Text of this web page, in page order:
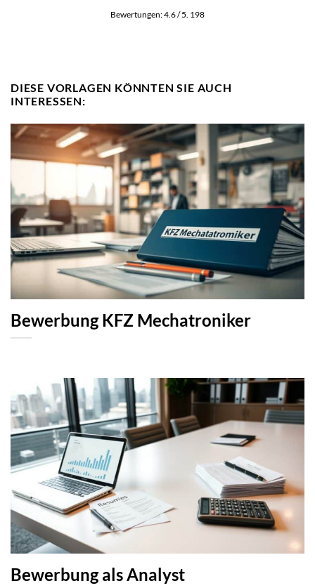
Bewertungen:4.6/ 5. 198
DIESE VORLAGEN KÖNNTEN SIE AUCH
INTERESSEN:
Bewerbung KFZ Mechatroniker
Bewerbung als Analyst